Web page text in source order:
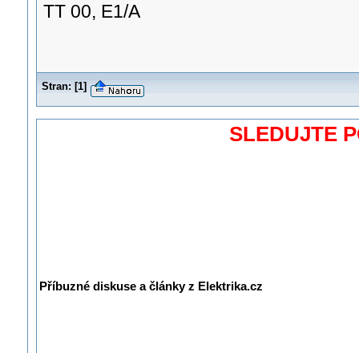
TT 00, E1/A
Stran: [1]
SLEDUJTE
Příbuzné diskuse a články z Elektrika.cz